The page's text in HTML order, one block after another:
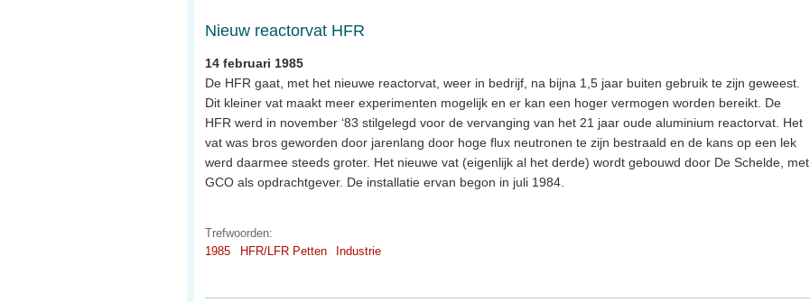
Nieuw reactorvat HFR
14 februari 1985
De HFR gaat, met het nieuwe reactorvat, weer in bedrijf, na bijna 1,5 jaar buiten gebruik te zijn geweest.
Dit kleiner vat maakt meer experimenten mogelijk en er kan een hoger vermogen worden bereikt. De
HFR werd in november ‘83 stilgelegd voor de vervanging van het 21 jaar oude aluminium reactorvat. Het
vat was bros geworden door jarenlang door hoge flux neutronen te zijn bestraald en de kans op een lek
werd daarmee steeds groter. Het nieuwe vat (eigenlijk al het derde) wordt gebouwd door De Schelde, met
GCO als opdrachtgever. De installatie ervan begon in juli 1984.
Trefwoorden:
1985
HFR/LFR Petten Industrie